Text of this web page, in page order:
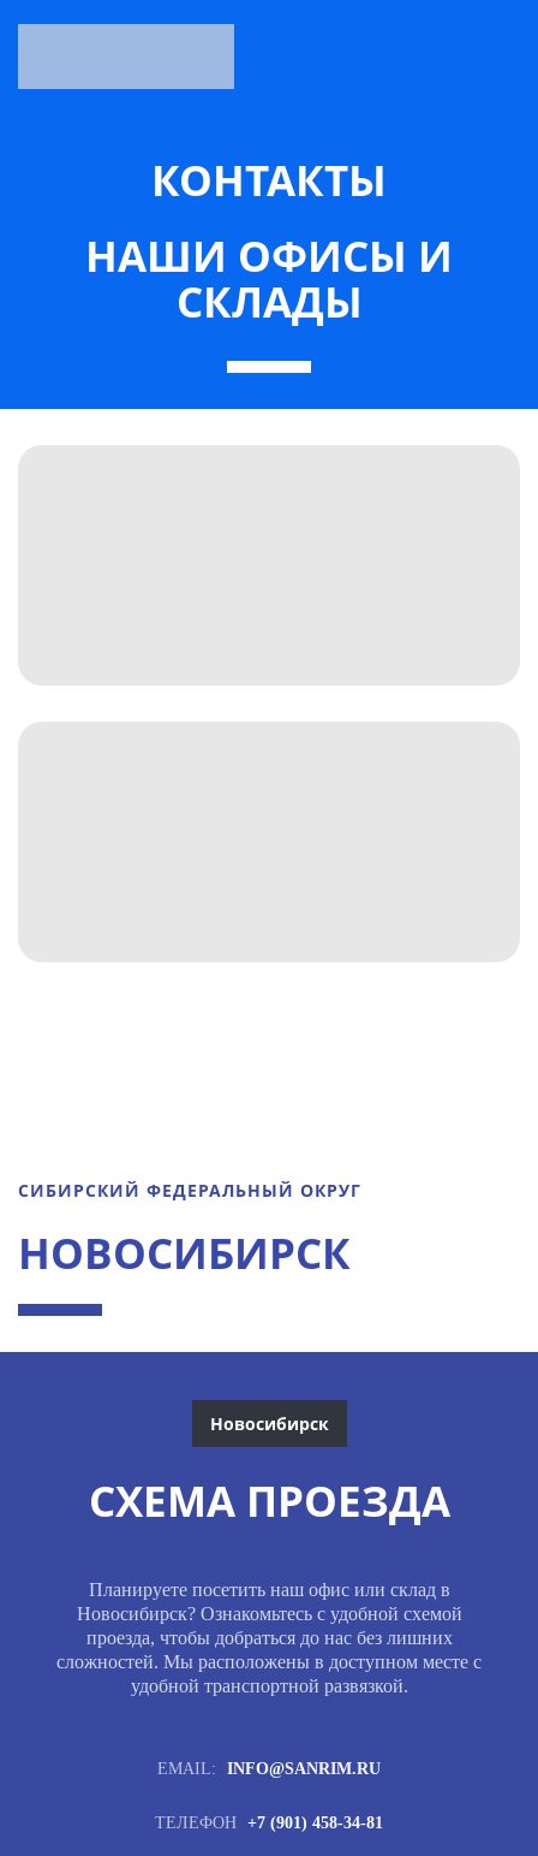
КОНТАКТЫ
НАШИ ОФИСЫ И
СКЛАДЫ
СИБИРСКИЙ ФЕДЕРАЛЬНЫЙ ОКРУГ
НОВОСИБИРСК
Новосибирск
СХЕМА ПРОЕЗДА
Планируете посетить наш офис или склад в
Новосибирск? Ознакомьтесь с удобной схемой
проезда, чтобы добраться до нас без лишних
сложностей. Мы расположены в доступном месте с
удобной транспортной развязкой.
EMAIL: INFO@SANRIM.RU
ТЕЛЕФОН +7 (901) 458-34-81